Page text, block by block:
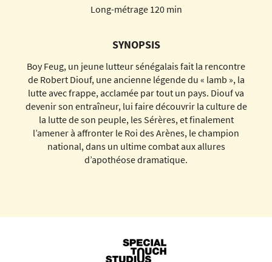
Long-métrage 120 min
SYNOPSIS
Boy Feug, un jeune lutteur sénégalais fait la rencontre
de Robert Diouf, une ancienne légende du « lamb », la
lutte avec frappe, acclamée par tout un pays. Diouf va
devenir son entraîneur, lui faire découvrir la culture de
la lutte de son peuple, les Sérères, et finalement
l’amener à affronter le Roi des Arènes, le champion
national, dans un ultime combat aux allures
d’apothéose dramatique.